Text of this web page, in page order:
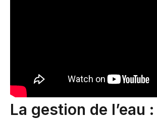
La gestion de l’eau